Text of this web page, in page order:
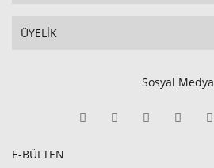
ÜYELİK
Sosyal Medya
E-BÜLTEN